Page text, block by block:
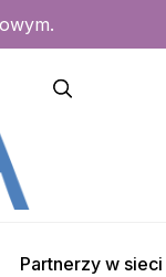
Partnerzy w sieci